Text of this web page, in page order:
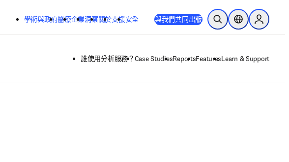
學術與政府醫療企業洞察關於支援安全 與我們共同出版 公開搜尋位置選擇器Sign in to
誰使用分析服務？Case StudiesReports打開新的分頁／視窗
opens in new tab/window
FeaturesLearn & Support